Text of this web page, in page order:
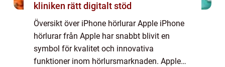
kliniken rätt digitalt stöd
Översikt över iPhone hörlurar Apple iPhone
hörlurar från Apple har snabbt blivit en
symbol för kvalitet och innovativa
funktioner inom hörlursmarknaden. Apple